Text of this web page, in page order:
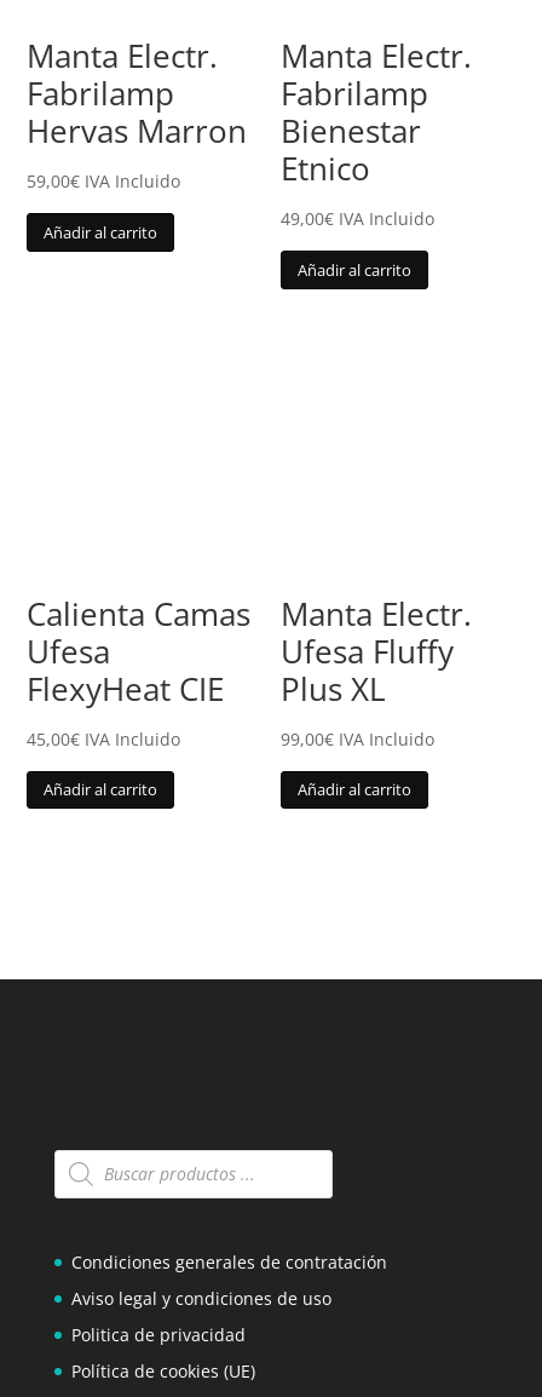
Manta Electr.
Fabrilamp
Hervas Marron
59,00€ IVA Incluido
Añadir al carrito
Manta Electr.
Fabrilamp
Bienestar
Etnico
49,00€ IVA Incluido
Añadir al carrito
Calienta Camas
Ufesa
FlexyHeat CIE
45,00€ IVA Incluido
Añadir al carrito
Manta Electr.
Ufesa Fluffy
Plus XL
99,00€ IVA Incluido
Añadir al carrito
Búsqueda
de
Condiciones generales de contratación
Aviso legal y condiciones de uso
Politica de privacidad
Política de cookies (UE)